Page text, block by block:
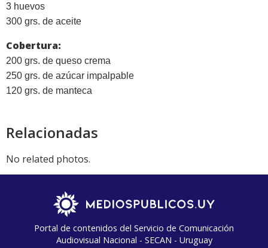
3 huevos
300 grs. de aceite
Cobertura:
200 grs. de queso crema
250 grs. de azúcar impalpable
120 grs. de manteca
Relacionadas
No related photos.
Portal de contenidos del Servicio de Comunicación
Audiovisual Nacional - SECAN - Uruguay